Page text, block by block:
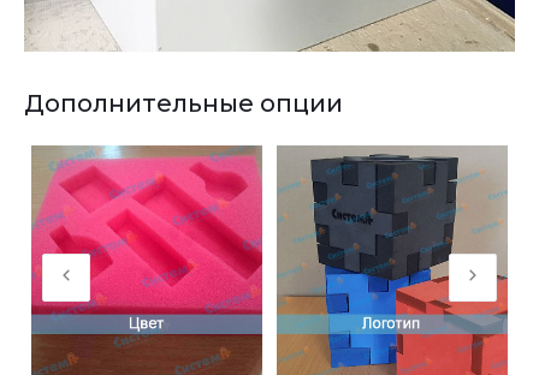
Дополнительные опции